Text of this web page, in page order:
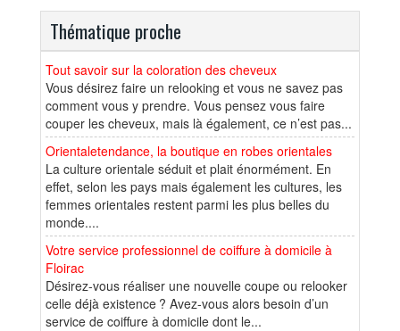
Thématique proche
Tout savoir sur la coloration des cheveux
Vous désirez faire un relooking et vous ne savez pas
comment vous y prendre. Vous pensez vous faire
couper les cheveux, mais là également, ce n’est pas...
Orientaletendance, la boutique en robes orientales
La culture orientale séduit et plait énormément. En
effet, selon les pays mais également les cultures, les
femmes orientales restent parmi les plus belles du
monde....
Votre service professionnel de coiffure à domicile à
Floirac
Désirez-vous réaliser une nouvelle coupe ou relooker
celle déjà existence ? Avez-vous alors besoin d’un
service de coiffure à domicile dont le...